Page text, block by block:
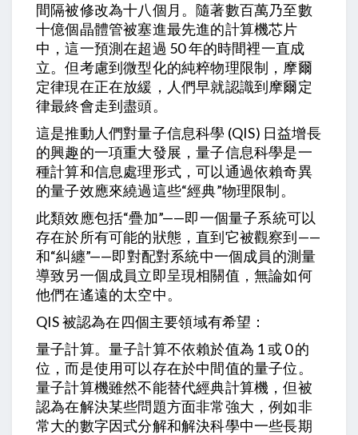
間隔被修改為十八個月。隨著數百萬乃至數
十億個晶體管被塞進最先進的計算機芯片
中，這一預測在超過 50 年的時間裡一直成
立。但考慮到微型化的純粹物理限制，摩爾
定律現在正在放緩，人們早就認識到摩爾定
律最終會走到盡頭。
這是推動人們對量子信息科學 (QIS) 日益增長
的興趣的一項重大發展，量子信息科學是一
種計算和信息處理形式，可以通過依賴奇異
的量子效應來繞過這些“經典”物理限制。
此類效應包括“疊加”——即一個量子系統可以
存在於所有可能的狀態，直到它被觀察到——
和“糾纏”——即對配對系統中一個成員的測量
導致另一個成員立即呈現相關值，無論如何
他們在遙遠的太空中。
QIS 被認為在四個主要領域有希望：
量子計算。量子計算不依賴於值為 1 或 0 的
位，而是使用可以存在於中間值的量子位。
量子計算機雖然不能替代經典計算機，但被
認為在解決某些問題方面非常強大，例如非
常大的數字因式分解和解決科學中一些長期